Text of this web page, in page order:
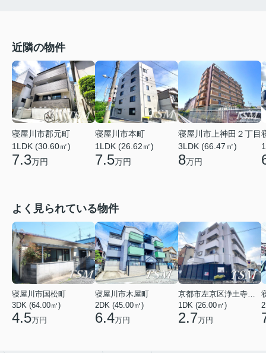
近隣の物件
寝屋川市郡元町
1LDK (30.60㎡)
7.3万円
寝屋川市本町
1LDK (26.62㎡)
7.5万円
寝屋川市上神田２丁目
3LDK (66.47㎡)
8万円
よく見られている物件
寝屋川市国松町
3DK (64.00㎡)
4.5万円
寝屋川市木屋町
2DK (45.00㎡)
6.4万円
京都市左京区浄土寺馬場町
1DK (26.00㎡)
2.7万円